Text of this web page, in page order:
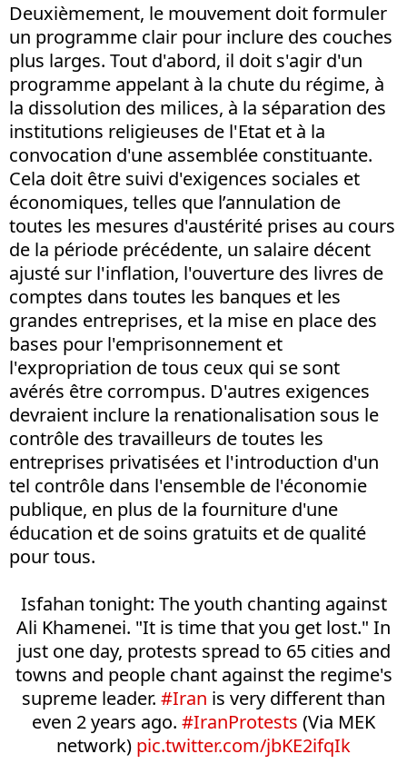
Deuxièmement, le mouvement doit formuler
un programme clair pour inclure des couches
plus larges. Tout d'abord, il doit s'agir d'un
programme appelant à la chute du régime, à
la dissolution des milices, à la séparation des
institutions religieuses de l'Etat et à la
convocation d'une assemblée constituante.
Cela doit être suivi d'exigences sociales et
économiques, telles que l’annulation de
toutes les mesures d'austérité prises au cours
de la période précédente, un salaire décent
ajusté sur l'inflation, l'ouverture des livres de
comptes dans toutes les banques et les
grandes entreprises, et la mise en place des
bases pour l'emprisonnement et
l'expropriation de tous ceux qui se sont
avérés être corrompus. D'autres exigences
devraient inclure la renationalisation sous le
contrôle des travailleurs de toutes les
entreprises privatisées et l'introduction d'un
tel contrôle dans l'ensemble de l'économie
publique, en plus de la fourniture d'une
éducation et de soins gratuits et de qualité
pour tous.
Isfahan tonight: The youth chanting against
Ali Khamenei. "It is time that you get lost." In
just one day, protests spread to 65 cities and
towns and people chant against the regime's
supreme leader. #Iran is very different than
even 2 years ago. #IranProtests (Via MEK
network) pic.twitter.com/jbKE2ifqIk